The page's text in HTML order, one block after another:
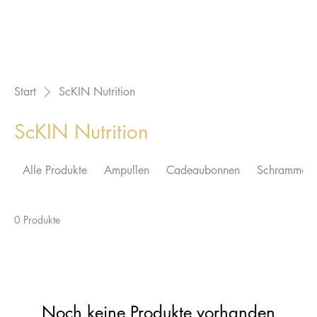
Start ScKIN Nutrition
ScKIN Nutrition
Alle Produkte Ampullen Cadeaubonnen Schrammek
0 Produkte
Noch keine Produkte vorhanden